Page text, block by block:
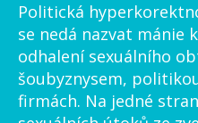
Politická
se nedá nazvat mánie
odhalení sexuálního
šoubyznysem,
firmách. Na jedné